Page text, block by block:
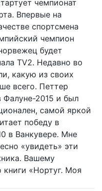
чемпионат
Впервые на
спортсмена
чемпион
будет
TV2. Недавно во
какую из своих
всего. Петтер
Фалуне-2015 и был
самой яркой
победу в
в Ванкувере. Мне
«увидеть» эти
Вашему
книги «Нортуг. Моя